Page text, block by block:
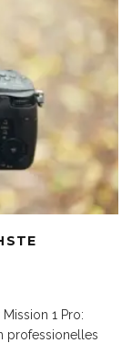
1 Pro:
professionelles